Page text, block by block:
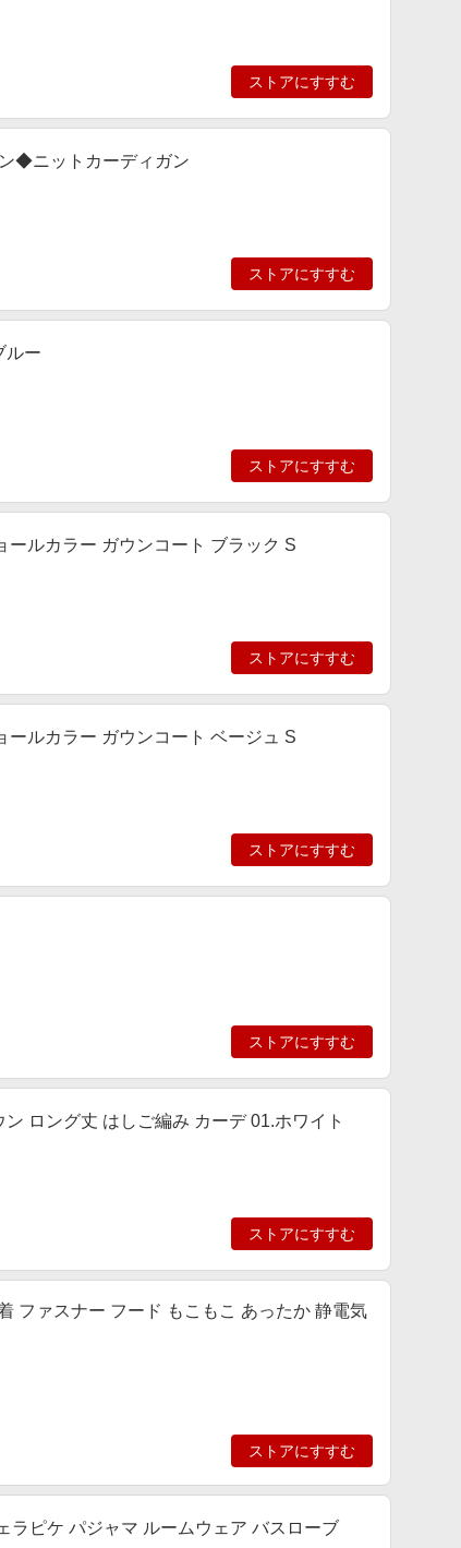
ストアにすすむ
◆ニットカーディガン
ストアにすすむ
ルー
ストアにすすむ
ルカラー ガウンコート ブラック S
ストアにすすむ
ルカラー ガウンコート ベージュ S
ストアにすすむ
ストアにすすむ
ロング丈 はしご編み カーデ 01.ホワイト
ストアにすすむ
ファスナー フード もこもこ あったか 静電気
ストアにすすむ
ラピケ パジャマ ルームウェア バスローブ